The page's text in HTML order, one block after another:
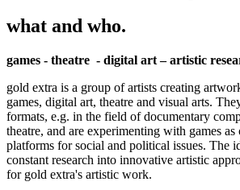
what and who.
games - theatre - digital art – artistic
gold extra is a group of artists creating
games, digital art, theatre and visual arts.
formats, e.g. in the field of documentary
theatre, and are experimenting with games
platforms for social and political issues. The
constant research into innovative artistic
for gold extra's artistic work.